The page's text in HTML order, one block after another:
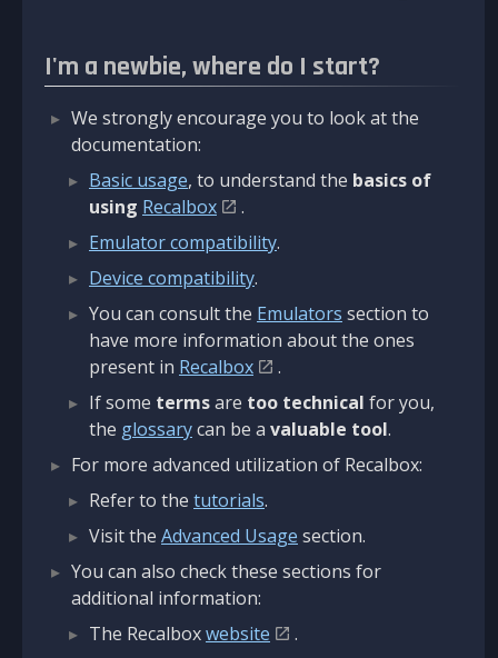
I'm a newbie, where do I start?
We strongly encourage you to look at the
documentation:
Basic usage, to understand the basics of
using Recalbox
.
Emulator compatibility.
Device compatibility.
You can consult the Emulators section to
have more information about the ones
present in Recalbox
.
If some termsare too technical for you,
the glossarycan be a valuable tool.
For more advanced utilization of Recalbox:
Refer to the tutorials.
Visit the Advanced Usage section.
You can also check these sections for
additional information:
The Recalboxwebsite
.